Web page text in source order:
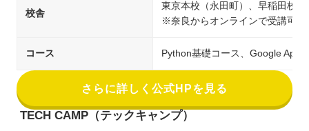
校舎
東京本校（永田町）、早稲田校
※奈良からオンラインで受講可能
コース Python基礎コース、Google
さらに詳しく公式HPを見る
TECH CAMP（テックキャンプ）